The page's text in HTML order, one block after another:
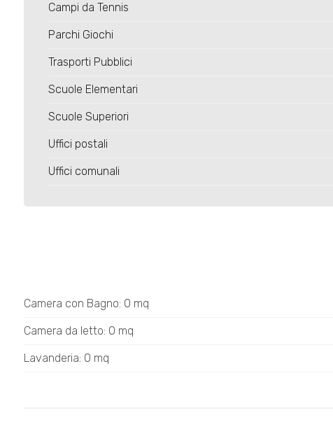
Campi da Tennis
Parchi Giochi
Trasporti Pubblici
Scuole Elementari
Scuole Superiori
Uffici postali
Uffici comunali
Camera con Bagno: 0 mq
Camera da letto: 0 mq
Lavanderia: 0 mq